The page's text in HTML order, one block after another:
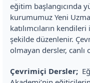
eğitim başlangıcında
kurumumuz Yeni
katılımcıların
şekilde düzenlenir.
olmayan dersler, canlı
Çevrimiçi Dersler;